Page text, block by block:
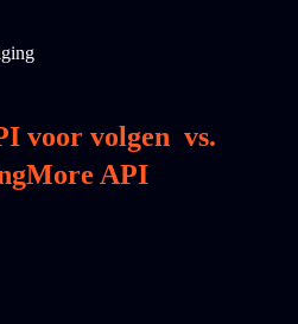
voor volgen vs.
API